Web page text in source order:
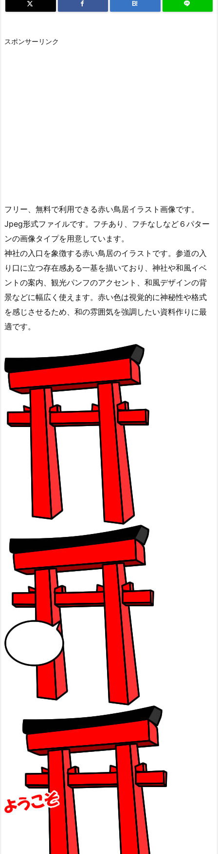
B!
スポンサーリンク
フリー、無料で利用できる赤い鳥居イラスト画像です。
Jpeg形式ファイルです。フチあり、フチなしなど６パター
ンの画像タイプを用意しています。
神社の入口を象徴する赤い鳥居のイラストです。参道の入
り口に立つ存在感ある一基を描いており、神社や和風イベ
ントの案内、観光パンフのアクセント、和風デザインの背
景などに幅広く使えます。赤い色は視覚的に神秘性や格式
を感じさせるため、和の雰囲気を強調したい資料作りに最
適です。